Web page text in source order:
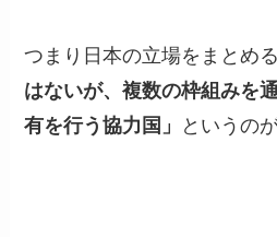
つまり日本の立場をまとめる
はないが、複数の枠組みを
有を行う協力国」
というの